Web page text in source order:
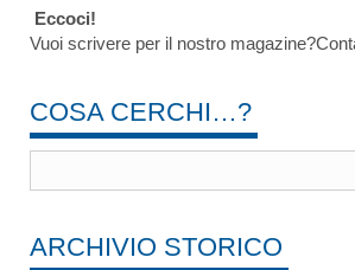
Eccoci!
Vuoi scrivere per il nostro
COSA CERCHI…?
ARCHIVIO STORICO